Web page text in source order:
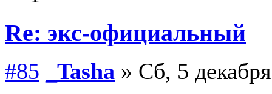
Re: экс-официальный
#85 _Tasha » Сб, 5